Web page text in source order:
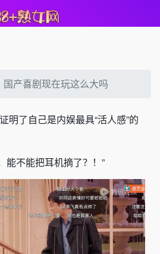
国产喜剧现在玩这么大吗
明了自己是内娱最具“活人感”的
能不能把耳机摘了？！”